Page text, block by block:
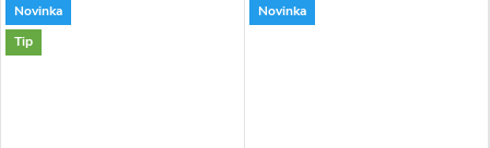
Novinka
Tip
Novinka